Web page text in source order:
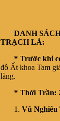
DANH SÁCH
TRẠCH LÀ:
* Trước khi
đỗ Ất khoa Tam
làng.
* Thời Trần:
1. Vũ Nghiêu